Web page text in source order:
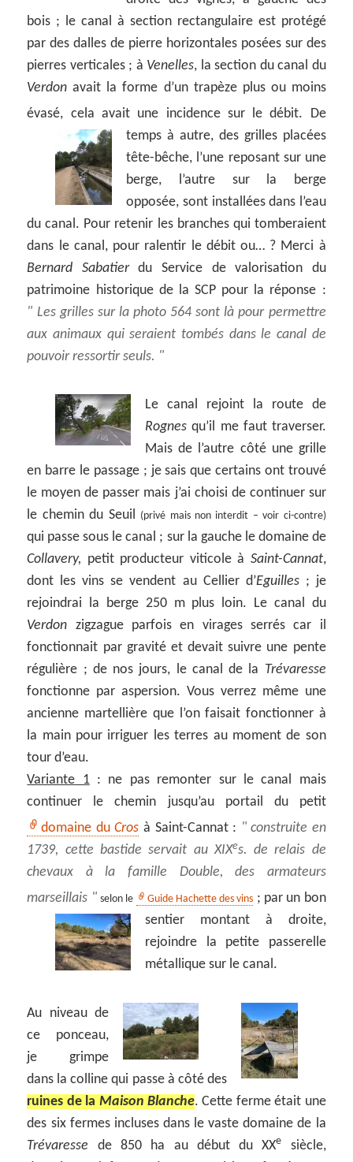
bois ; le canal à section rectangulaire est protégé
par des dalles de pierre horizontales posées sur des
pierres verticales ; à Venelles, la section du canal du
Verdon avait la forme d’un trapèze plus ou moins
évasé, cela avait une incidence sur le débit.
De
temps à autre, des grilles placées
tête-bêche, l’une reposant sur une
berge, l’autre sur la berge
opposée, sont installées dans l’eau
du canal. Pour retenir les branches qui tomberaient
dans le canal, pour ralentir le débit ou… ? Merci à
Bernard Sabatierdu Service de valorisation du
patrimoine historique de la SCP pour la réponse :
Les grilles sur la photo 564 sont là pour permettre
aux animaux qui seraient tombés dans le canal de
pouvoir ressortir seuls.
Le canal rejoint la route de
Rognes qu’il me faut traverser.
Mais de l’autre côté une grille
en barre le passage ; je sais que certains ont trouvé
le moyen de passer mais j’ai choisi de continuer sur
le chemin du Seuil (privé mais non interdit – voir ci-contre)
qui passe sous le canal ; sur la gauche le domaine de
Collavery, petit producteur viticole à Saint-Cannat,
dont les vins se vendent au Cellier d’Eguilles; je
rejoindrai la berge 250 m plus loin. Le canal du
Verdon zigzague parfois en virages serrés car il
fonctionnait par gravité et devait suivre une pente
régulière ; de nos jours, le canal de la Trévaresse
fonctionne par aspersion. Vous verrez même une
ancienne martellière que l’on faisait fonctionner à
la main pour irriguer les terres au moment de son
tour d’eau.
Variante 1: ne pas remonter sur le canal mais
continuer le chemin jusqu’au portail du petit
domaine duCros à Saint-Cannat :
construite en
1739, cette bastide servait au XIXes. de relais de
chevaux à la famille Double, des armateurs
marseillais
selon le Guide Hachette des vins ; par un bon
sentier montant à droite,
rejoindre la petite passerelle
métallique sur le canal.
Au niveau de
ce ponceau,
je grimpe
dans la colline qui passe à côté des
ruines de la Maison Blanche. Cette ferme était une
des six fermes incluses dans le vaste domaine de la
Trévaresse de 850 ha au début du XXe
siècle,